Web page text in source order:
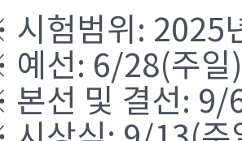
험범위: 2025
선: 6/28(주일
선 및 결선: 9/